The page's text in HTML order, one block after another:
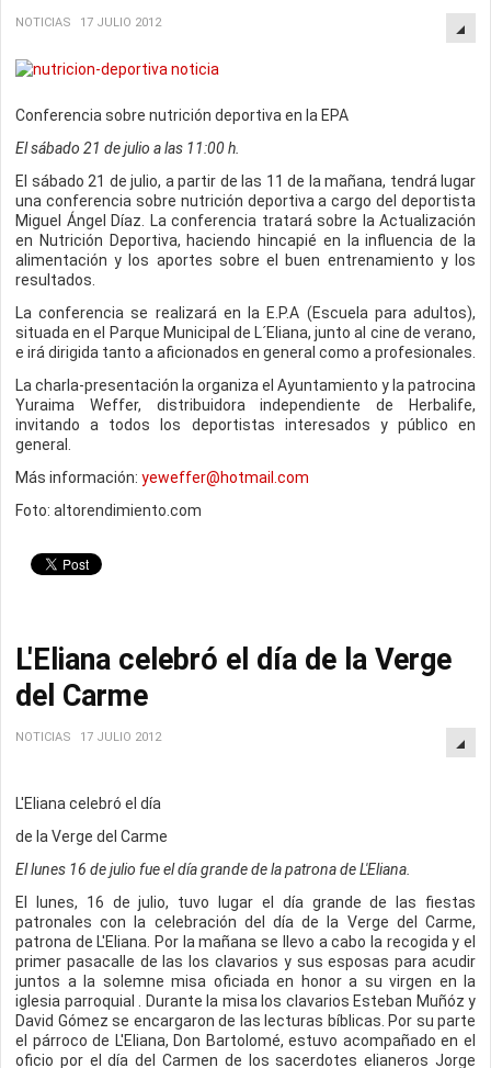
NOTICIAS 17 JULIO 2012
Conferencia sobre nutrición deportiva en la EPA
El sábado 21 de julio a las 11:00 h.
El sábado 21 de julio, a partir de las 11 de la mañana, tendrá lugar
una conferencia sobre nutrición deportiva a cargo del deportista
Miguel Ángel Díaz. La conferencia tratará sobre la Actualización
en Nutrición Deportiva, haciendo hincapié en la influencia de la
alimentación y los aportes sobre el buen entrenamiento y los
resultados.
La conferencia se realizará en la E.P.A (Escuela para adultos),
situada en el Parque Municipal de L´Eliana, junto al cine de verano,
e irá dirigida tanto a aficionados en general como a profesionales.
La charla-presentación la organiza el Ayuntamiento y la patrocina
Yuraima Weffer, distribuidora independiente de Herbalife,
invitando a todos los deportistas interesados y público en
general.
Más información: yeweffer@hotmail.com
Foto: altorendimiento.com
L'Eliana celebró el día de la Verge
del Carme
NOTICIAS 17 JULIO 2012
L'Eliana celebró el día
de la Verge del Carme
El lunes 16 de julio fue el día grande de la patrona de L'Eliana.
El lunes, 16 de julio, tuvo lugar el día grande de las fiestas
patronales con la celebración del día de la Verge del Carme,
patrona de L'Eliana. Por la mañana se llevo a cabo la recogida y el
primer pasacalle de las los clavarios y sus esposas para acudir
juntos a la solemne misa oficiada en honor a su virgen en la
iglesia parroquial . Durante la misa los clavarios Esteban Muñóz y
David Gómez se encargaron de las lecturas bíblicas. Por su parte
el párroco de L'Eliana, Don Bartolomé, estuvo acompañado en el
oficio por el día del Carmen de los sacerdotes elianeros Jorge